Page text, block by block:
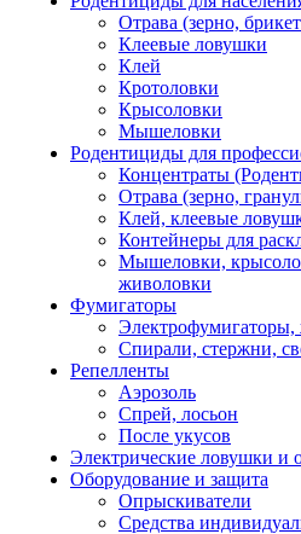
Отрава (зерно,
Клеевые ловушки
Клей
Кротоловки
Крысоловки
Мышеловки
Родентициды для
Концентраты
Отрава (зерно,
Клей, клеевые
Контейнеры для
Мышеловки,
живоловки
Фумигаторы
Электрофумигаторы,
Спирали, стержни,
Репелленты
Аэрозоль
Спрей, лосьон
После укусов
Электрические ловушки и
Оборудование и защита
Опрыскиватели
Средства